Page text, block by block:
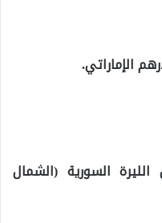
الإماراتي.
السورية (الشمال